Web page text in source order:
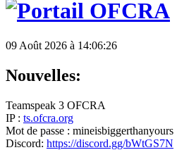
09 Août 2026 à 14:06:26
Nouvelles:
Teamspeak 3 OFCRA
IP : ts.ofcra.org
Mot de passe : mineisbiggerthanyours
Discord: https://discord.gg/bWtGS7N